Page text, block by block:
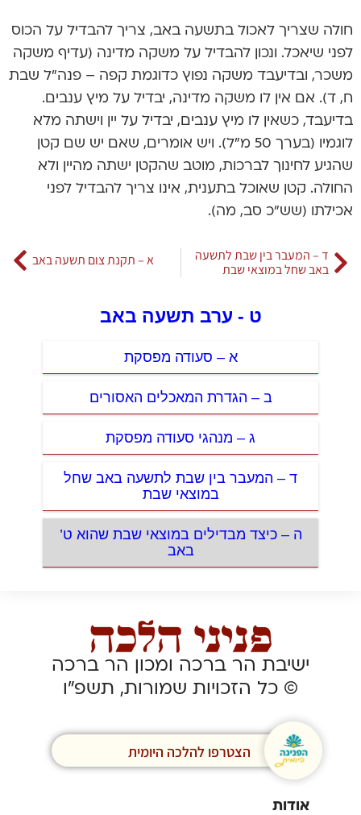
חולה שצריך לאכול בתשעה באב, צריך להבדיל על הכוס
לפני שיאכל. ונכון להבדיל על משקה מדינה (עדיף משקה
משכר, ובדיעבד משקה נפוץ כדוגמת קפה – פנה”ל שבת
ח, ד). אם אין לו משקה מדינה, יבדיל על מיץ ענבים.
בדיעבד, כשאין לו מיץ ענבים, יבדיל על יין וישתה מלא
לוגמיו (בערך 50 מ”ל). ויש אומרים, שאם יש שם קטן
שהגיע לחינוך לברכות, מוטב שהקטן ישתה מהיין ולא
החולה. קטן שאוכל בתענית, אינו צריך להבדיל לפני
אכילתו (שש”כ סב, מה).
ד – המעבר בין שבת לתשעה
באב שחל במוצאי שבת
א – תקנת צום תשעה באב
ט - ערב תשעה באב
א – סעודה מפסקת
ב – הגדרת המאכלים האסורים
ג – מנהגי סעודה מפסקת
ד – המעבר בין שבת לתשעה באב שחל
במוצאי שבת
ה – כיצד מבדילים במוצאי שבת שהוא ט’
באב
ישיבת הר ברכה ומכון הר ברכה
© כל הזכויות שמורות, תשפ”ו
הצטרפו להלכה היומית
אודות